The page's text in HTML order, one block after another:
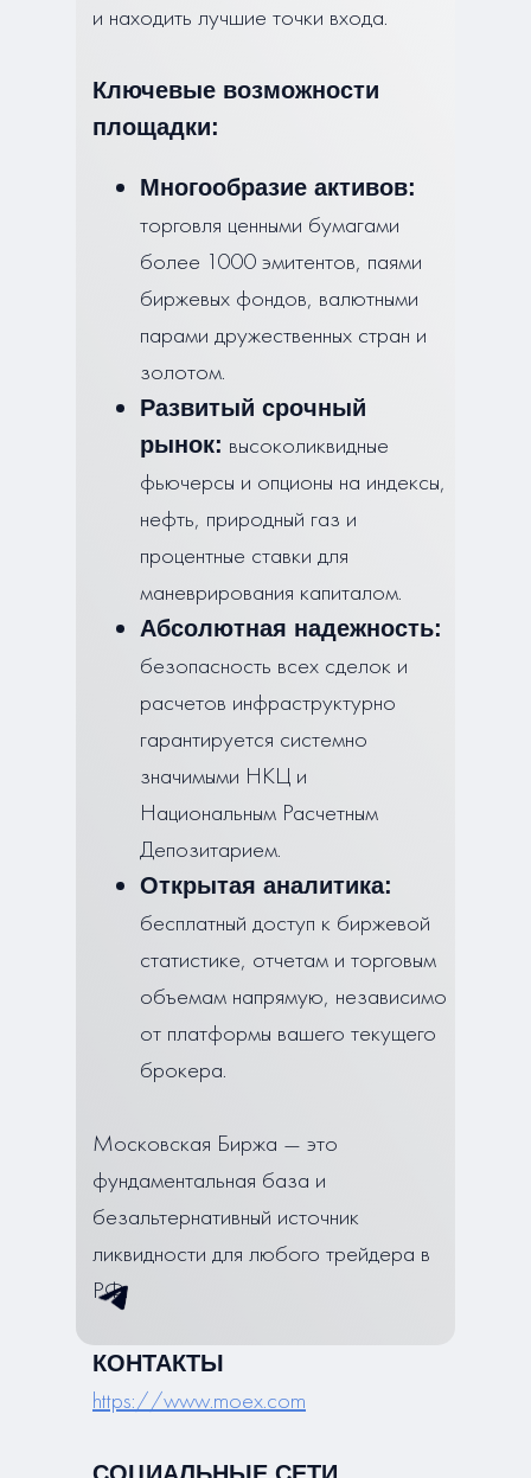
и находить лучшие точки входа.
Ключевые возможности
площадки:
Многообразие активов:
торговля ценными бумагами
более 1000 эмитентов, паями
биржевых фондов, валютными
парами дружественных стран и
золотом.
Развитый срочный
рынок: высоколиквидные
фьючерсы и опционы на индексы,
нефть, природный газ и
процентные ставки для
маневрирования капиталом.
Абсолютная надежность:
безопасность всех сделок и
расчетов инфраструктурно
гарантируется системно
значимыми НКЦ и
Национальным Расчетным
Депозитарием.
Открытая аналитика:
бесплатный доступ к биржевой
статистике, отчетам и торговым
объемам напрямую, независимо
от платформы вашего текущего
брокера.
Московская Биржа — это
фундаментальная база и
безальтернативный источник
ликвидности для любого трейдера в
РФ.
КОНТАКТЫ
https://www.moex.com